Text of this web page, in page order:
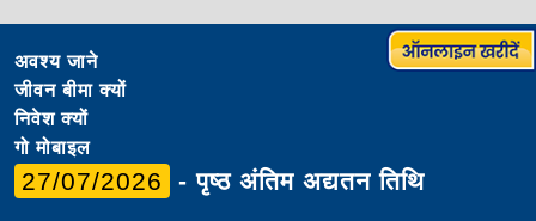
अवश्य जाने
जीवन बीमा क्यों
निवेश क्यों
गो मोबाइल
27/07/2026 - पृष्ठ अंतिम अद्यतन तिथि